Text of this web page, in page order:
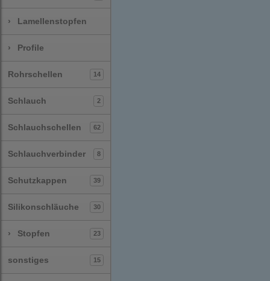
› Lamellenstopfen
› Profile
Rohrschellen 14
Schlauch 2
Schlauchschellen 62
Schlauchverbinder 8
Schutzkappen 39
Silikonschläuche 30
› Stopfen 23
sonstiges 15